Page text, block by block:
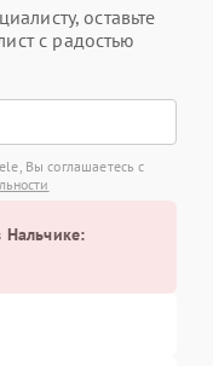
оставьте
с радостью
Вы соглашаетесь с
Нальчике: